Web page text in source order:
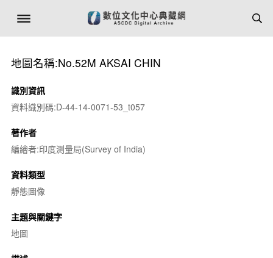
地圖名稱:No.52M AKSAI CHIN
識別資訊
資料識別碼:D-44-14-0071-53_t057
著作者
編繪者:印度測量局(Survey of India)
資料類型
靜態圖像
主題與關鍵字
地圖